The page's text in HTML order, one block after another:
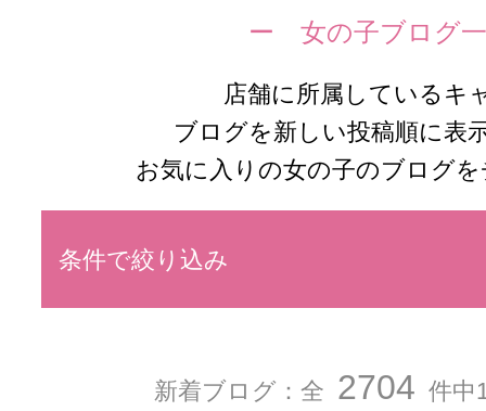
ー 女の子ブログ
店舗に所属しているキ
ブログを新しい投稿順に表
お気に入りの女の子のブログ
条件で絞り込み
新着ブログ：全 2704 件中